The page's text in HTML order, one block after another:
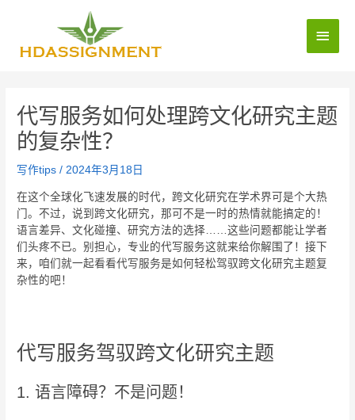
代写服务如何处理跨文化研究主题
的复杂性？
写作tips /2024年3月18日
在这个全球化飞速发展的时代，跨文化研究在学术界可是个大热
门。不过，说到跨文化研究，那可不是一时的热情就能搞定的！
语言差异、文化碰撞、研究方法的选择……这些问题都能让学者
们头疼不已。别担心，专业的代写服务这就来给你解围了！接下
来，咱们就一起看看代写服务是如何轻松驾驭跨文化研究主题复
杂性的吧！
代写服务驾驭跨文化研究主题
1. 语言障碍？不是问题！